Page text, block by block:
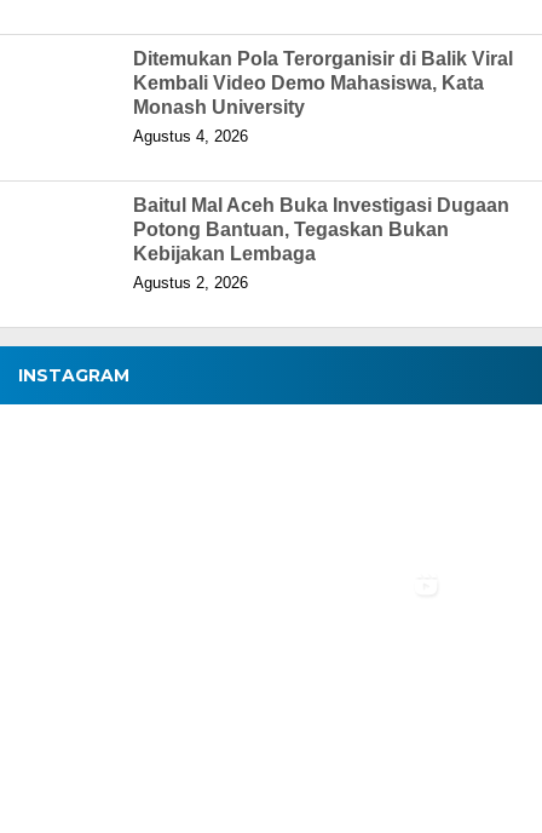
Ditemukan Pola Terorganisir di Balik Viral
Kembali Video Demo Mahasiswa, Kata
Monash University
Agustus 4, 2026
Baitul Mal Aceh Buka Investigasi Dugaan
Potong Bantuan, Tegaskan Bukan
Kebijakan Lembaga
Agustus 2, 2026
INSTAGRAM